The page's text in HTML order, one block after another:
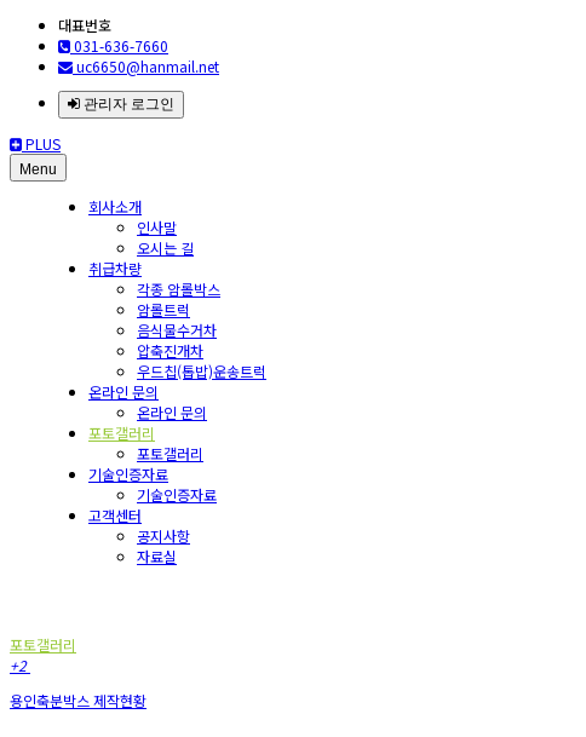
대표번호
031-636-7660
uc6650@hanmail.net
관리자 로그인
PLUS
Menu
회사소개
인사말
오시는 길
취급차량
각종 암롤박스
암롤트럭
음식물수거차
압축진개차
우드칩(톱밥)운송트럭
온라인 문의
온라인 문의
포토갤러리
포토갤러리
기술인증자료
기술인증자료
고객센터
공지사항
자료실
포토갤러리
+2
용인축분박스 제작현황